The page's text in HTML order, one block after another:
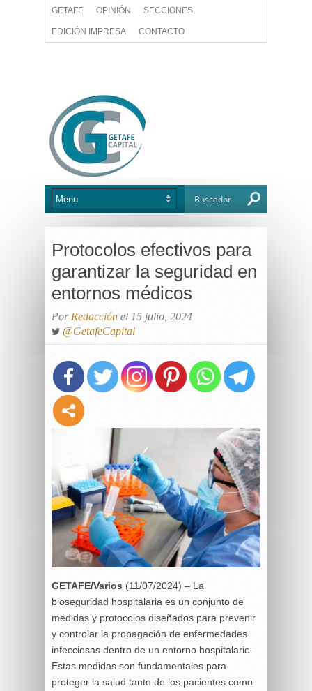
GETAFE OPINIÓN SECCIONES
EDICIÓN IMPRESA CONTACTO
Protocolos efectivos para
garantizar la seguridad en
entornos médicos
Por Redacción el 15 julio, 2024
@GetafeCapital
GETAFE/Varios (11/07/2024) – La
bioseguridad hospitalaria es un conjunto de
medidas y protocolos diseñados para prevenir
y controlar la propagación de enfermedades
infecciosas dentro de un entorno hospitalario.
Estas medidas son fundamentales para
proteger la salud tanto de los pacientes como